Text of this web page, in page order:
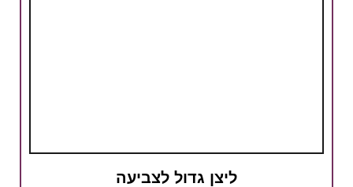
ליצן גדול לצביעה